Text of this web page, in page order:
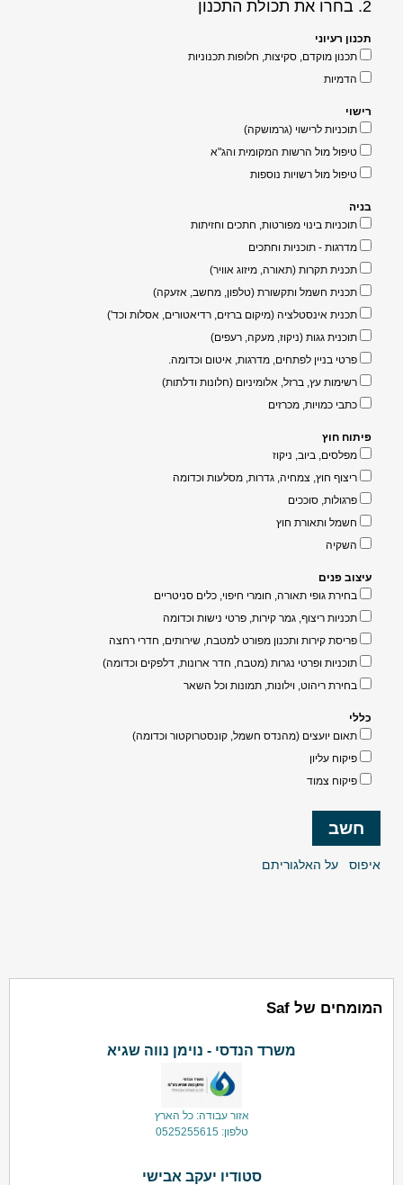
2. בחרו את תכולת התכנון
תכנון רעיוני
תכנון מוקדם, סקיצות, חלופות תכנוניות
הדמיות
רישוי
תוכניות לרישוי (גרמושקה)
טיפול מול הרשות המקומית והג"א
טיפול מול רשויות נוספות
בניה
תוכניות בינוי מפורטות, חתכים וחזיתות
מדרגות - תוכניות וחתכים
תכנית תקרות (תאורה, מיזוג אוויר)
תכנית חשמל ותקשורת (טלפון, מחשב, אזעקה)
תכנית אינסטלציה (מיקום ברזים, רדיאטורים, אסלות וכד')
תוכנית גגות (ניקוז, מעקה, רעפים)
פרטי בניין לפתחים, מדרגות, איטום וכדומה.
רשימות עץ, ברזל, אלומיניום (חלונות ודלתות)
כתבי כמויות, מכרזים
פיתוח חוץ
מפלסים, ביוב, ניקוז
ריצוף חוץ, צמחיה, גדרות, מסלעות וכדומה
פרגולות, סוככים
חשמל ותאורת חוץ
השקיה
עיצוב פנים
בחירת גופי תאורה, חומרי חיפוי, כלים סניטריים
תכניות ריצוף, גמר קירות, פרטי נישות וכדומה
פריסת קירות ותכנון מפורט למטבח, שירותים, חדרי רחצה
תוכניות ופרטי נגרות (מטבח, חדר ארונות, דלפקים וכדומה)
בחירת ריהוט, וילונות, תמונות וכל השאר
כללי
תאום יועצים (מהנדס חשמל, קונסטרוקטור וכדומה)
פיקוח עליון
פיקוח צמוד
איפוס על האלגוריתם
המומחים של Saf
משרד הנדסי - נוימן נווה שגיא
אזור עבודה: כל הארץ
טלפון: 0525255615
סטודיו יעקב אבישי